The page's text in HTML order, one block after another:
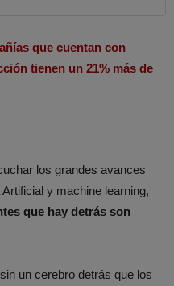
que cuentan con
tienen un 21% más de
los grandes avances
y machine learning,
que hay detrás son
un cerebro detrás que los